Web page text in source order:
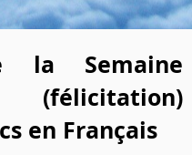
la Semaine
(félicitation)
en Français